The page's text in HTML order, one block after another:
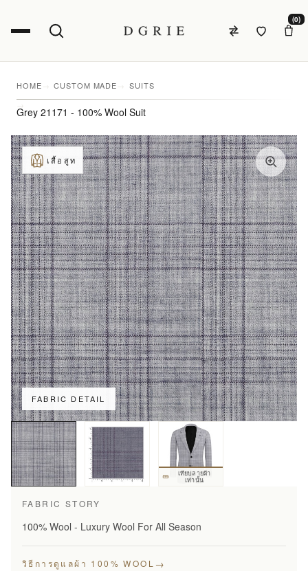
(0)
HOME CUSTOM MADE SUITS
Grey 21171 - 100% Wool Suit
FABRIC DETAIL
เสื้อสูท
เทียบลายผ้า
เท่านั้น
FABRIC STORY
100% Wool - Luxury Wool For All Season
วิธีการดูแลผ้า 100% WOOL →